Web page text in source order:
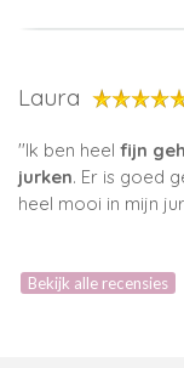
Laura
''Ik ben heel fijn
jurken. Er is goed
heel mooi in mijn
Bekijk alle recensies